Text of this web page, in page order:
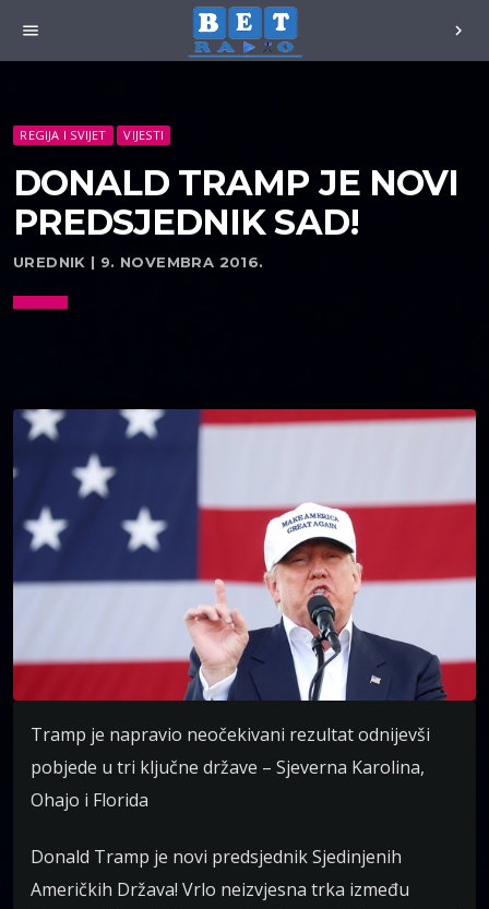
menu chevron_right
REGIJA I SVIJET VIJESTI
DONALD TRAMP JE NOVI
PREDSJEDNIK SAD!
UREDNIK | 9. NOVEMBRA 2016.
Tramp je napravio neočekivani rezultat odnijevši
pobjede u tri ključne države – Sjeverna Karolina,
Ohajo i Florida
Donald Tramp je novi predsjednik Sjedinjenih
Američkih Država! Vrlo neizvjesna trka između